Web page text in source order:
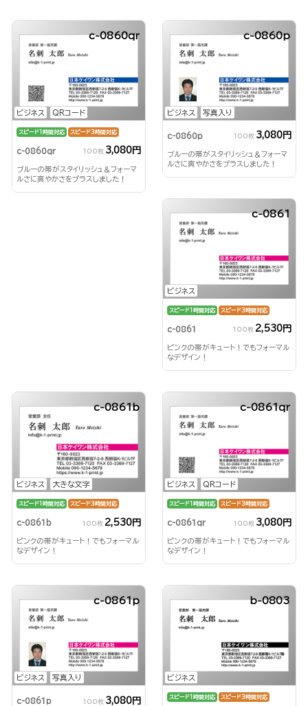
ビジネス QRコード
c-0860qr
スピード1時間対応 スピード3時間対応
c-0860qr 100枚 3,080円
ブルーの帯がスタイリッシュ＆フォーマ
ルさに爽やかさをプラスしました！
ビジネス 写真入り
c-0860p
c-0860p 100枚 3,080円
ブルーの帯がスタイリッシュ＆フォーマ
ルさに爽やかさをプラスしました！
ビジネス
c-0861
スピード1時間対応 スピード3時間対応
c-0861 100枚 2,530円
ピンクの帯がキュート！でもフォーマル
なデザイン！
ビジネス 大きな文字
c-0861b
スピード1時間対応 スピード3時間対応
c-0861b 100枚 2,530円
ピンクの帯がキュート！でもフォーマル
なデザイン！
ビジネス QRコード
c-0861qr
スピード1時間対応 スピード3時間対応
c-0861qr 100枚 3,080円
ピンクの帯がキュート！でもフォーマル
なデザイン！
ビジネス 写真入り
c-0861p
c-0861p 100枚 3,080円
ビジネス
b-0803
スピード1時間対応 スピード3時間対応